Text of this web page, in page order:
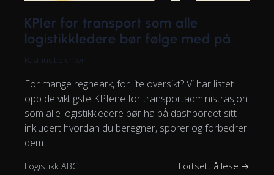
KPIer for transport som alle
logistikkledere bør følge med på
Rasmus Leichter
For mange regneark, for lite oversikt? Vi har listet
opp de viktigste KPIene for transportadministrasjon
som alle logistikkledere bør ha på dashbordet sitt —
inkludert hvordan du beregner, sporer og forbedrer
dem.
Logistikk ABC Fortsett å lese →